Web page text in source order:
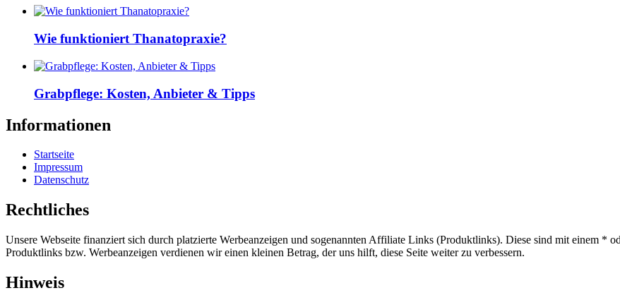
Wie funktioniert Thanatopraxie?
Grabpflege: Kosten, Anbieter & Tipps
Informationen
Startseite
Impressum
Datenschutz
Rechtliches
Unsere Webseite finanziert sich durch platzierte Werbeanzeigen und sogenannten Affiliate Links (Produktlinks). Diese sind mit einem
Produktlinks bzw. Werbeanzeigen verdienen wir einen kleinen Betrag, der uns hilft, diese Seite weiter zu verbessern.
Hinweis